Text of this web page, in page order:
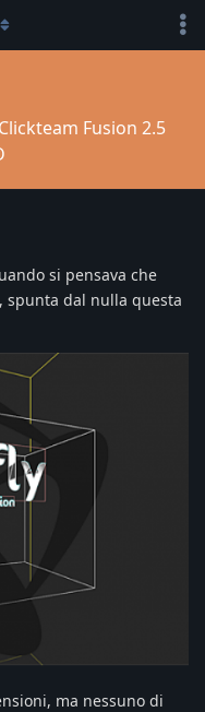
Fusion 2.5
si pensava che
spunta dal nulla questa
ma nessuno di